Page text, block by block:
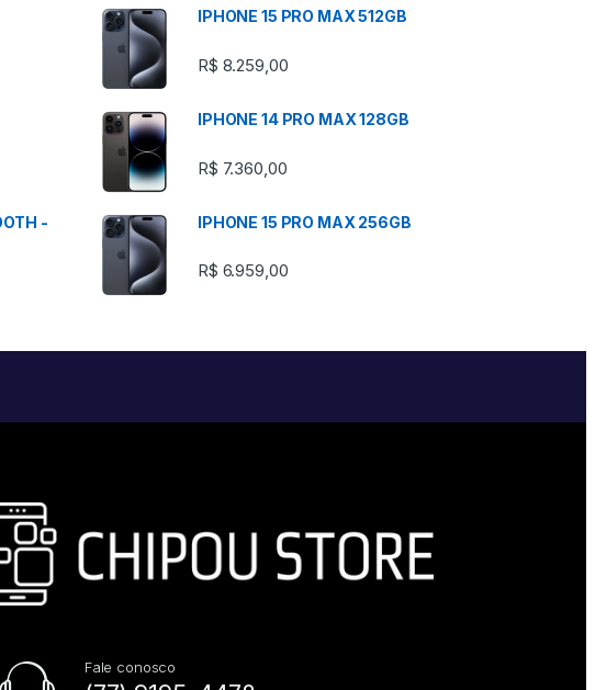
-
IPHONE 15 PRO MAX 512GB
R$ 8.259,00
IPHONE 14 PRO MAX 128GB
R$ 7.360,00
IPHONE 15 PRO MAX 256GB
R$ 6.959,00
Fale conosco